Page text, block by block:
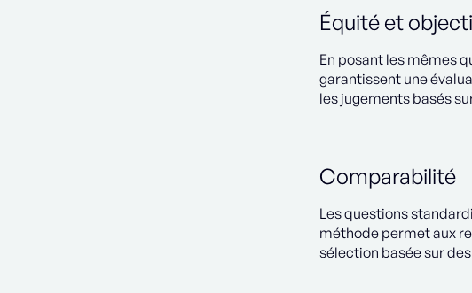
Équité et
En posant les mêmes
garantissent une
les jugements basés
Comparabilité
Les questions
méthode permet aux
sélection basée sur